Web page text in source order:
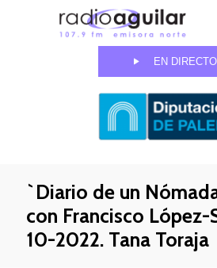
EN DIRECTO
`Diario de un
con Francisco López-
10-2022. Tana Toraja